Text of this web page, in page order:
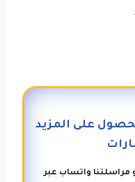
على المزيد
مراسلتنا واتساب عبر